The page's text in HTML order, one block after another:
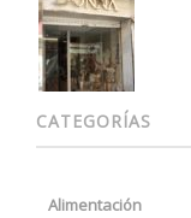
CATEGORÍAS
Alimentación